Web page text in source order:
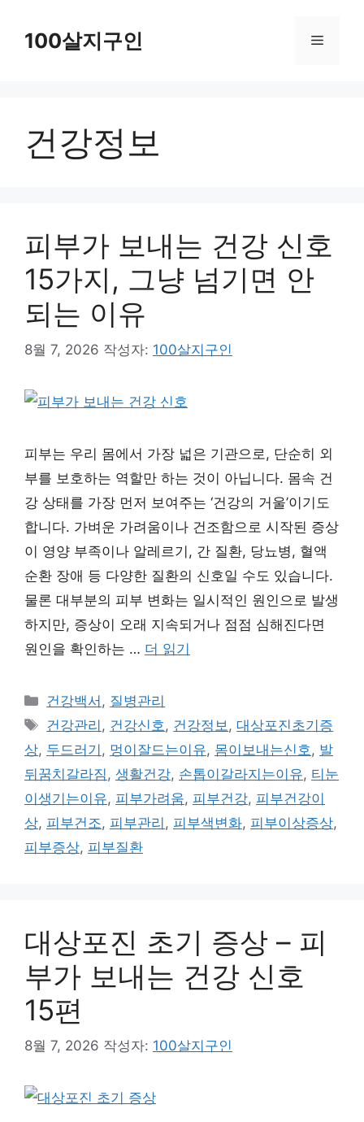
100살지구인 메
건강정보
피부가 보내는 건강 신호
15가지, 그냥 넘기면 안
되는 이유
8월 7, 2026 작성자: 100살지구인
피부는 우리 몸에서 가장 넓은 기관으로, 단순히 외
부를 보호하는 역할만 하는 것이 아닙니다. 몸속 건
강 상태를 가장 먼저 보여주는 ‘건강의 거울’이기도
합니다. 가벼운 가려움이나 건조함으로 시작된 증상
이 영양 부족이나 알레르기, 간 질환, 당뇨병, 혈액
순환 장애 등 다양한 질환의 신호일 수도 있습니다.
물론 대부분의 피부 변화는 일시적인 원인으로 발생
하지만, 증상이 오래 지속되거나 점점 심해진다면
원인을 확인하는 … 더 읽기
카
테
리
건강백서 , 질병관리
태
그
건강관리 , 건강신호 , 건강정보 ,대상포진초기증
상, 두드러기 , 멍이잘드는이유, 몸이보내는신호 , 발
뒤꿈치갈라짐 , 생활건강, 손톱이갈라지는이유, 티눈
이생기는이유, 피부가려움, 피부건강, 피부건강이
상, 피부건조, 피부관리 , 피부색변화, 피부이상증상,
피부증상, 피부질환
대상포진 초기 증상 – 피
부가 보내는 건강 신호
15편
8월 7, 2026 작성자: 100살지구인